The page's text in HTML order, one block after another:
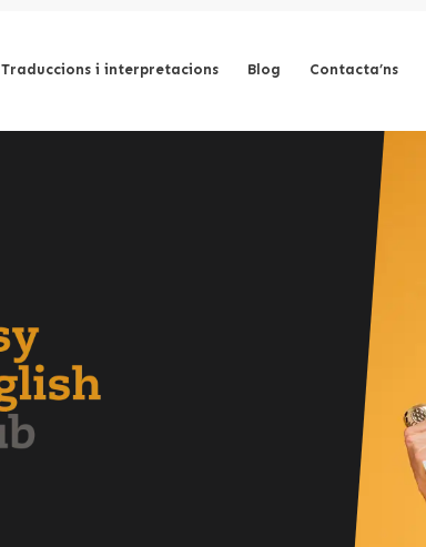
Traduccions i interpretacions Blog Contacta’ns